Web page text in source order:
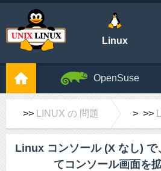
Linux
OpenSuse
>> LINUX の 問題 > >>
Linux コンソール (X なし) で
てコンソール画面を